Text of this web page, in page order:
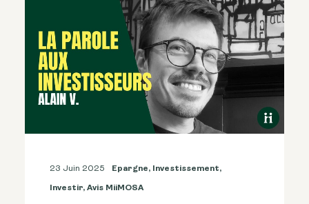
Recherche
23 Juin 2025 Epargne, Investissement,
Investir, Avis MiiMOSA